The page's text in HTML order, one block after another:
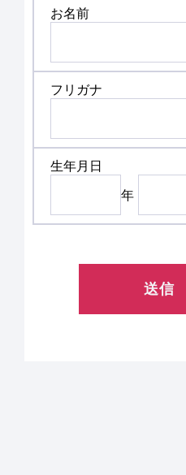
お名前
フリガナ
生年月日
年